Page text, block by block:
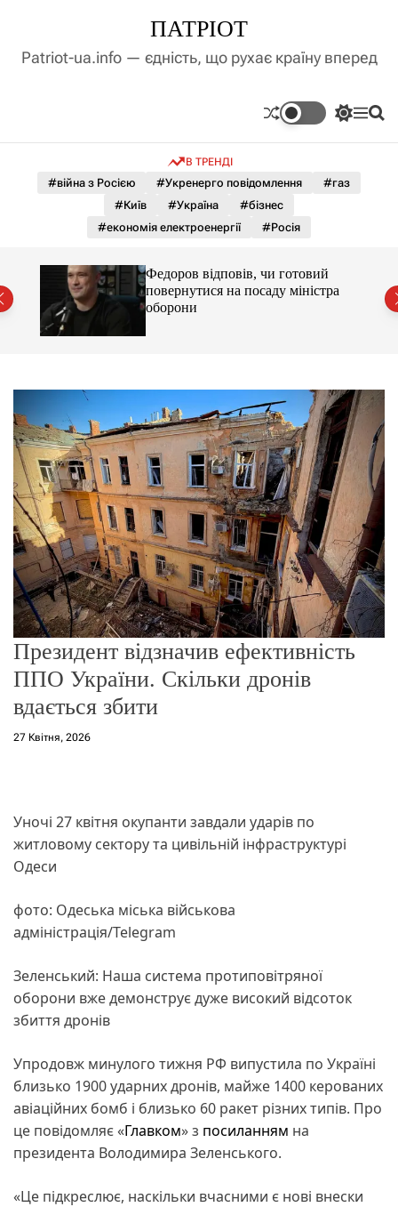
д
у
ПАТРІОТ
Patriot-ua.info — єдність, що рухає країну вперед
П
м
о
л
ь
г
о
р
е
ж
и
м
у
М П
В ТРЕНДІ
#війна з Росією #Укренерго повідомлення
#газ
#Київ
#Україна
#бізнес
#економія електроенергії
#Росія
Федоров відповів, чи готовий
повернутися на посаду міністра
оборони
Президент відзначив ефективність
ППО України. Скільки дронів
вдається збити
27 Квітня, 2026
Уночі 27 квітня окупанти завдали ударів по
житловому сектору та цивільній інфраструктурі
Одеси
фото: Одеська міська військова
адміністрація/Telegram
Зеленський: Наша система протиповітряної
оборони вже демонструє дуже високий відсоток
збиття дронів
Упродовж минулого тижня РФ випустила по Україні
близько 1900 ударних дронів, майже 1400 керованих
авіаційних бомб і близько 60 ракет різних типів. Про
це повідомляє «Главком» з посиланням на
президента Володимира Зеленського.
«Це підкреслює, наскільки вчасними є нові внески